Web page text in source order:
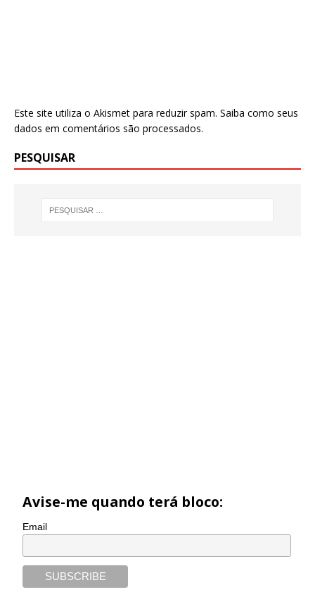
Este site utiliza o Akismet para reduzir spam. Saiba como seus
dados em comentários são processados.
PESQUISAR
Avise-me quando terá bloco:
Email